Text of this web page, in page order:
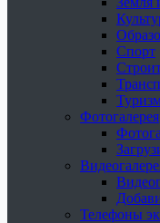
Спорт
Фотогалерея
Телефоны